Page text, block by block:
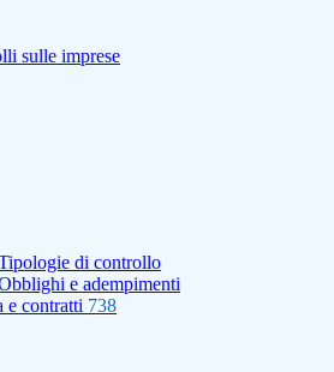
sulle imprese
di controllo
e adempimenti
e contratti 738